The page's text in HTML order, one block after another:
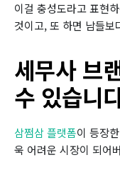
이걸 충성도라고 표현
것이고, 또 하면 남들보
세무사 브
수 있습니
삼쩜삼 플랫폼이 등장
욱 어려운 시장이 되어